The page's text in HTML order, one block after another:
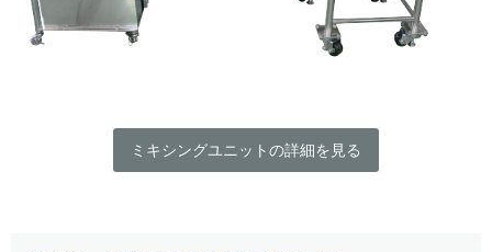
ミキシングユニットの詳細を見る